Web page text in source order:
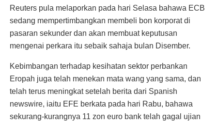
Reuters pula melaporkan pada hari Selasa bahawa ECB
sedang mempertimbangkan membeli bon korporat di
pasaran sekunder dan akan membuat keputusan
mengenai perkara itu sebaik sahaja bulan Disember.
Kebimbangan terhadap kesihatan sektor perbankan
Eropah juga telah menekan mata wang yang sama, dan
telah terus meningkat setelah berita dari Spanish
newswire, iaitu EFE berkata pada hari Rabu, bahawa
sekurang-kurangnya 11 zon euro bank telah gagal ujian